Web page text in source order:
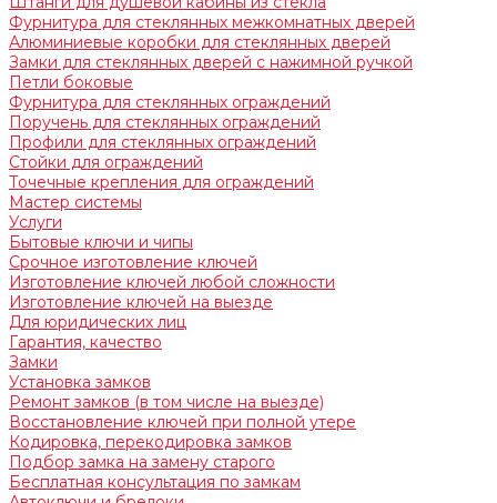
Фурнитура для стеклянных межкомнатных дверей
Алюминиевые коробки для стеклянных дверей
Замки для стеклянных дверей с нажимной ручкой
Петли боковые
Фурнитура для стеклянных ограждений
Поручень для стеклянных ограждений
Профили для стеклянных ограждений
Стойки для ограждений
Точечные крепления для ограждений
Мастер системы
Услуги
Бытовые ключи и чипы
Срочное изготовление ключей
Изготовление ключей любой сложности
Изготовление ключей на выезде
Для юридических лиц
Гарантия, качество
Замки
Установка замков
Ремонт замков (в том числе на выезде)
Восстановление ключей при полной утере
Кодировка, перекодировка замков
Подбор замка на замену старого
Бесплатная консультация по замкам